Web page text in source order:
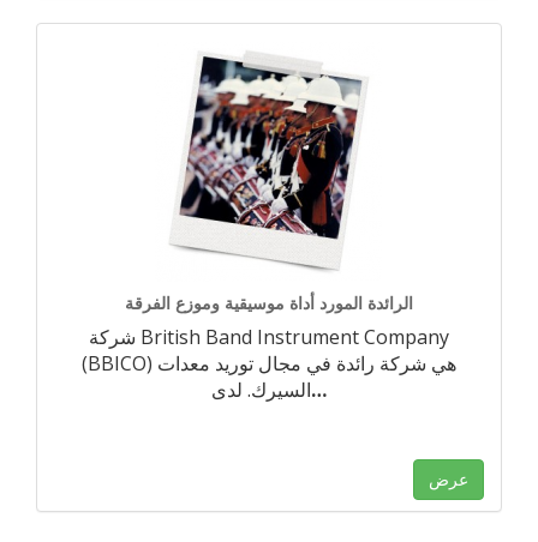
الرائدة المورد أداة موسيقية وموزع الفرقة
شركة British Band Instrument Company
(BBICO) هي شركة رائدة في مجال توريد معدات
السيرك. لدى…
عرض